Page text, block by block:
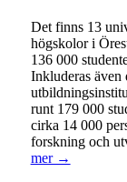
Det finns 13
högskolor i
136 000
Inkluderas även
runt 179 000
cirka 14 000
forskning och
mer →